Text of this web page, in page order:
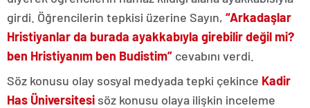
girdi. Öğrencilerin tepkisi üzerine Sayın, “Arkadaşlar
Hristiyanlar da burada ayakkabıyla girebilir değil mi?
ben Hristiyanım ben Budistim” cevabını verdi.
Söz konusu olay sosyal medyada tepki çekince Kadir
Has Üniversitesi söz konusu olaya ilişkin inceleme